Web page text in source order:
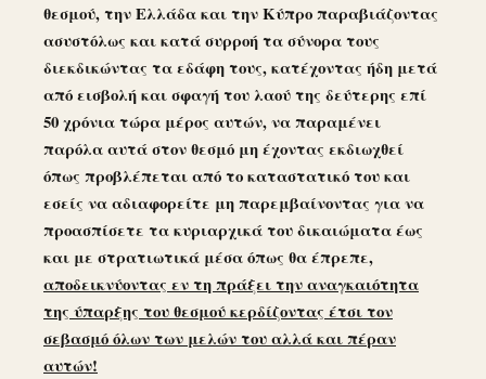
θεσμού, την Ελλάδα και την Κύπρο παραβιάζοντας
ασυστόλως και κατά συρροή τα σύνορα τους
διεκδικώντας τα εδάφη τους, κατέχοντας ήδη μετά
από εισβολή και σφαγή του λαού της δεύτερης επί
50 χρόνια τώρα μέρος αυτών, να παραμένει
παρόλα αυτά στον θεσμό μη έχοντας εκδιωχθεί
όπως προβλέπεται από το καταστατικό του και
εσείς να αδιαφορείτε μη παρεμβαίνοντας για να
προασπίσετε τα κυριαρχικά του δικαιώματα έως
και με στρατιωτικά μέσα όπως θα έπρεπε,
αποδεικνύοντας εν τη πράξει την αναγκαιότητα
της ύπαρξης του θεσμού κερδίζοντας έτσι τον
σεβασμό όλων των μελών του αλλά και πέραν
αυτών!